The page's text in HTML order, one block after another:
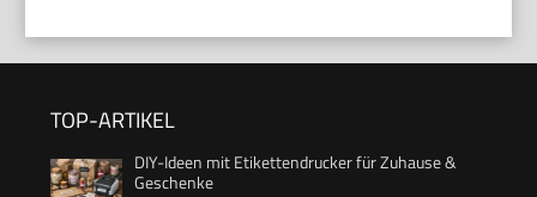
TOP-ARTIKEL
DIY-Ideen mit Etikettendrucker für Zuhause &
Geschenke